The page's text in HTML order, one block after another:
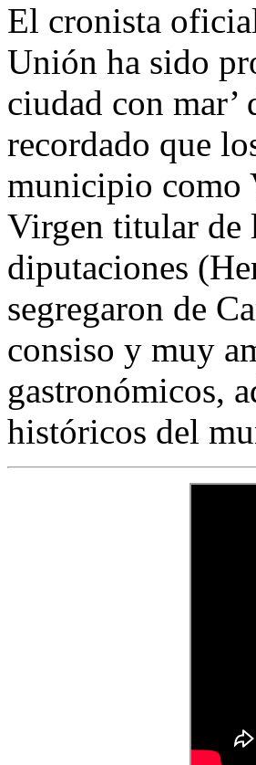
El cronista
Unión ha sido
ciudad con mar’
recordado que
municipio como
Virgen titular de
diputaciones
segregaron de
consiso y muy
gastronómicos,
históricos del